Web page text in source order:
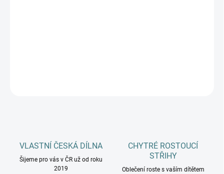
VLASTNÍ ČESKÁ DÍLNA
Šijeme pro vás v ČR už od roku
2019
CHYTRÉ ROSTOUCÍ
STŘIHY
Oblečení roste s vaším dítětem